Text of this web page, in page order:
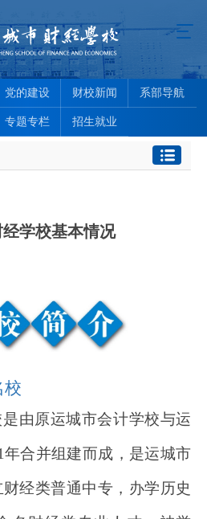
党的建设 财校新闻 系部导航
专题专栏 招生就业
学校基本情况
校
由原运城市会计学校与运
合并组建而成，是运城市
经类普通中专，办学历史